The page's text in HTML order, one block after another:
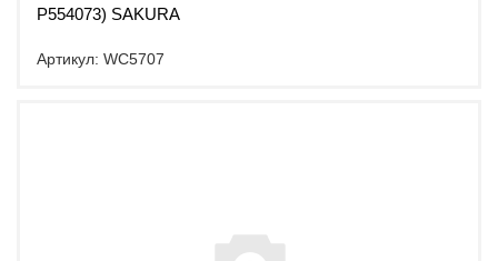
P554073) SAKURA
Артикул: WC5707